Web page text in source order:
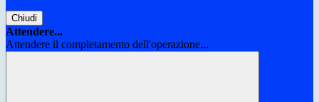
Chiudi
Attendere...
Attendere il completamento dell'operazione...